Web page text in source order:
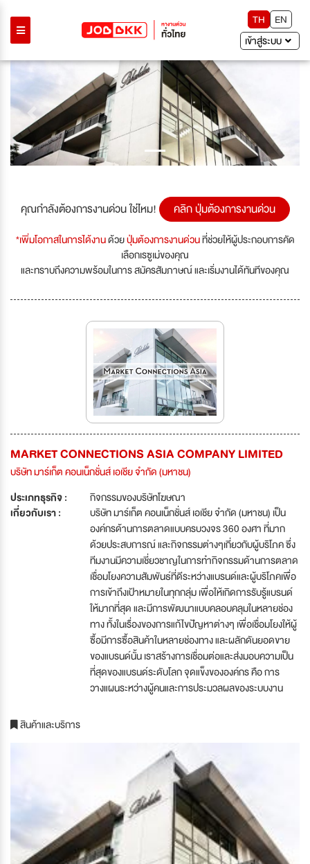
TH
EN
เข้าสู่ระบบ
Previous
คุณกำลังต้องการงานด่วน ใช่ไหม! คลิก ปุ่มต้องการงานด่วน
*เพิ่มโอกาสในการได้งานด้วยปุ่มต้องการงานด่วนที่ช่วยให้ผู้ประกอบการคัด
เลือกเรซูเม่ของคุณ
และทราบถึงความพร้อมในการ สมัครสัมภาษณ์ และเริ่มงานได้ทันทีของคุณ
MARKET CONNECTIONS ASIA COMPANY LIMITED
บริษัท มาร์เก็ต คอนเน็กชั่นส์ เอเชีย จำกัด (มหาชน)
ประเภทธุรกิจ :
กิจกรรมของบริษัทโฆษณา
เกี่ยวกับเรา :
บริษัท มาร์เก็ต คอนเน็กชั่นส์ เอเชีย จำกัด (มหาชน) เป็น
องค์กรด้านการตลาดแบบครบวงจร 360 องศา ที่มาก
ด้วยประสบการณ์ และกิจกรรมต่างๆเกี่ยวกับผู้บริโภค ซึ่ง
ทีมงานมีความเชี่ยวชาญในการทำกิจกรรมด้านการตลาด
เชื่อมโยงความสัมพันธ์ที่ดีระหว่างแบรนด์และผู้บริโภคเพื่อ
การเข้าถึงเป้าหมายในทุกกลุ่ม เพื่อให้เกิดการรับรู้แบรนด์
ให้มากที่สุด และมีการพัฒนาแบบคลอบคลุมในหลายช่อง
ทาง ทั้งในเรื่องของการแก้ไขปัญหาต่างๆ เพื่อเชื่อมโยงให้ผู้
ซื้อมีการซื้อสินค้าในหลายช่องทาง และผลักดันยอดขาย
ของแบรนด์นั้น เราสร้างการเชื่อมต่อและส่งมอบความเป็น
ที่สุดของแบรนด์ระดับโลก จุดแข็งขององค์กร คือ การ
วางแผนระหว่างผู้คนและการประมวลผลของระบบงาน
สินค้าและบริการ